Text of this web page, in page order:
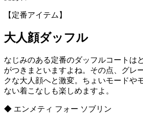
【定番アイテム】
大人顔ダッフル
なじみのある定番のダッフルコートは
がつきまといますよね。その点、グレ
クな大人顔へと激変。ちょいモードや
ない着こなしも楽しめますよ。
◆ エンメティ フォー ソブリン